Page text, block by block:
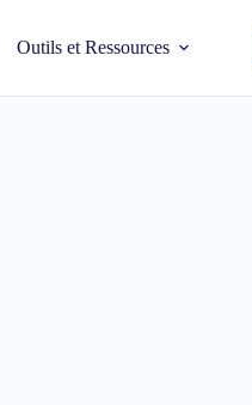
Outils et Ressources